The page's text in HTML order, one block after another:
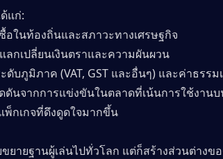
แก่:
อในท้องถิ่นและสภาวะทางเศรษฐกิจ
ลกเปลี่ยนเงินตราและความผันผวน
ดับภูมิภาค (VAT, GST และอื่นๆ) และค่าธรรม
ดันจากการแข่งขันในตลาดที่เน้นการใช้งาน
พ็กเกจที่ดึงดูดใจมากขึ้น
ยายฐานผู้เล่นไปทั่วโลก แต่ก็สร้างส่วนต่างข